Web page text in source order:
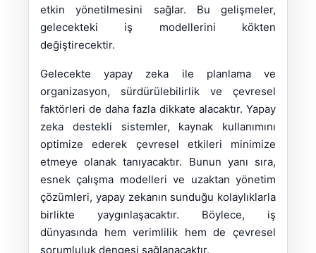
etkin yönetilmesini sağlar. Bu gelişmeler,
gelecekteki iş modellerini kökten
değiştirecektir.
Gelecekte yapay zeka ile planlama ve
organizasyon, sürdürülebilirlik ve çevresel
faktörleri de daha fazla dikkate alacaktır. Yapay
zeka destekli sistemler, kaynak kullanımını
optimize ederek çevresel etkileri minimize
etmeye olanak tanıyacaktır. Bunun yanı sıra,
esnek çalışma modelleri ve uzaktan yönetim
çözümleri, yapay zekanın sunduğu kolaylıklarla
birlikte yaygınlaşacaktır. Böylece, iş
dünyasında hem verimlilik hem de çevresel
sorumluluk dengesi sağlanacaktır.